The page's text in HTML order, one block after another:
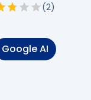
(2)
Google AI